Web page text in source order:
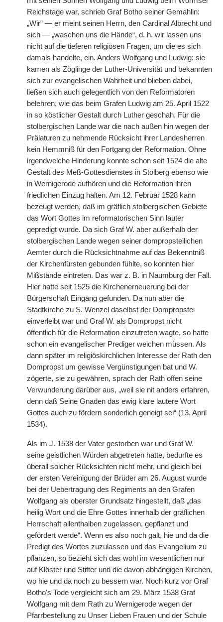
Reichstage war, schrieb Graf Botho seiner Gemahlin:
„Wir“ — er meint seinen Herrn, den Cardinal Albrecht und
sich — „waschen uns die Hände“, d. h. wir lassen uns
nicht auf die tieferen religiösen Fragen, um die es sich
damals handelte, ein. Anders Wolfgang und Ludwig: sie
kamen als Zöglinge der Luther-Universität und bekannten
sich zur evangelischen Wahrheit und blieben dabei,
ließen sich auch gelegentlich von den Reformatoren
belehren, wie das beim Grafen Ludwig am 25. April 1522
in so köstlicher Gestalt durch Luther geschah. Für die
stolbergischen Lande war die nach außen hin wegen der
Prälaturen zu nehmende Rücksicht ihrer Landesherren
kein Hemmniß für den Fortgang der Reformation. Ohne
irgendwelche Hinderung konnte schon seit 1524 die alte
Gestalt des Meß-Gottesdienstes in Stolberg ebenso wie
in Wernigerode aufhören und die Reformation ihren
friedlichen Einzug halten. Am 12. Februar 1528 kann
bezeugt werden, daß im gräflich stolbergischen Gebiete
das Wort Gottes im reformatorischen Sinn lauter
gepredigt wurde. Da sich Graf W. aber außerhalb der
stolbergischen Lande wegen seiner dompropsteilichen
Aemter durch die Rücksichtnahme auf das Bekenntniß
der Kirchenfürsten gebunden fühlte, so konnten hier
Mißstände eintreten. Das war z. B. in Naumburg der Fall.
Hier hatte seit 1525 die Kirchenerneuerung bei der
Bürgerschaft Eingang gefunden. Da nun aber die
Stadtkirche zu S. Wenzel daselbst der Dompropstei
einverleibt war und Graf W. als Dompropst nicht
öffentlich für die Reformation einzutreten wagte, so hatte
schon ein evangelischer Prediger weichen müssen. Als
dann später im religiöskirchlichen Interesse der Rath den
Dompropst um gewisse Vergünstigungen bat und W.
zögerte, sie zu gewähren, sprach der Rath offen seine
Verwunderung darüber aus, „weil sie nit anders erfahren,
denn daß Seine Gnaden das ewig klare lautere Wort
Gottes auch zu fördern sonderlich geneigt sei“ (13. April
1534).
Als im J. 1538 der Vater gestorben war und Graf W.
seine geistlichen Würden abgetreten hatte, bedurfte es
überall solcher Rücksichten nicht mehr, und gleich bei
der ersten Vereinigung der Brüder am 26. August wurde
bei der Uebertragung des Regiments an den Grafen
Wolfgang als oberster Grundsatz hingestellt, daß „das
heilig Wort und die Ehre Gottes innerhalb der gräflichen
Herrschaft allenthalben zugelassen, gepflanzt und
gefördert werde“. Wenn es also noch galt, hie und da die
Predigt des Wortes zuzulassen und das Evangelium zu
pflanzen, so bezieht sich das wohl im wesentlichen nur
auf Klöster und Stifter und die davon abhängigen Kirchen,
wo hie und da noch zu bessern war. Noch kurz vor Graf
Botho's Tode vergleicht sich am 29. März 1538 Graf
Wolfgang mit dem Rath zu Wernigerode wegen der
Pfarrbestellung zu Unser Lieben Frauen und der Schule